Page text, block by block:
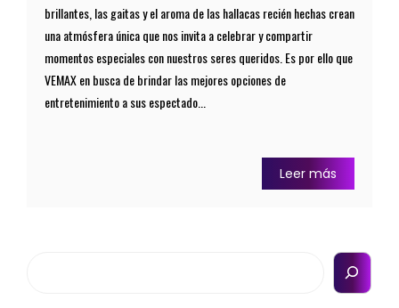
brillantes, las gaitas y el aroma de las hallacas recién hechas crean
una atmósfera única que nos invita a celebrar y compartir
momentos especiales con nuestros seres queridos. Es por ello que
VEMAX en busca de brindar las mejores opciones de
entretenimiento a sus espectado...
Leer más